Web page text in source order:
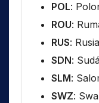
POL:
ROU:
RUS: Rusia
SDN:
SLM:
SWZ: